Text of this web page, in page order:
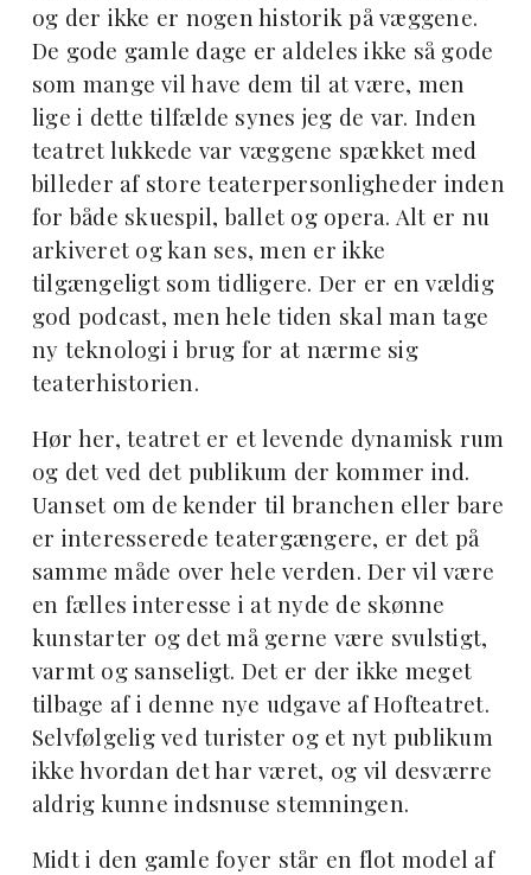
og der ikke er nogen historik på væggene.
De gode gamle dage er aldeles ikke så gode
som mange vil have dem til at være, men
lige i dette tilfælde synes jeg de var. Inden
teatret lukkede var væggene spækket med
billeder af store teaterpersonligheder inden
for både skuespil, ballet og opera. Alt er nu
arkiveret og kan ses, men er ikke
tilgængeligt som tidligere. Der er en vældig
god podcast, men hele tiden skal man tage
ny teknologi i brug for at nærme sig
teaterhistorien.
Hør her, teatret er et levende dynamisk rum
og det ved det publikum der kommer ind.
Uanset om de kender til branchen eller bare
er interesserede teatergængere, er det på
samme måde over hele verden. Der vil være
en fælles interesse i at nyde de skønne
kunstarter og det må gerne være svulstigt,
varmt og sanseligt. Det er der ikke meget
tilbage af i denne nye udgave af Hofteatret.
Selvfølgelig ved turister og et nyt publikum
ikke hvordan det har været, og vil desværre
aldrig kunne indsnuse stemningen.
Midt i den gamle foyer står en flot model af